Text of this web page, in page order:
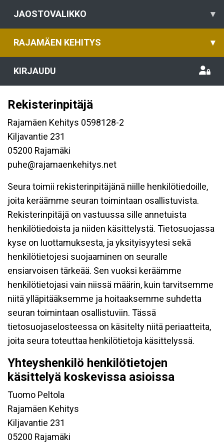
JAOSTOVALIKKO ▾
RAJAMÄEN KEHITYS ▾
KIRJAUDU
Rekisterinpitäjä
Rajamäen Kehitys 0598128-2
Kiljavantie 231
05200 Rajamäki
puhe@rajamaenkehitys.net
Seura toimii rekisterinpitäjänä niille henkilötiedoille,
joita keräämme seuran toimintaan osallistuvista.
Rekisterinpitäjä on vastuussa sille annetuista
henkilötiedoista ja niiden käsittelystä. Tietosuojassa
kyse on luottamuksesta, ja yksityisyytesi sekä
henkilötietojesi suojaaminen on seuralle
ensiarvoisen tärkeää. Sen vuoksi keräämme
henkilötietojasi vain niissä määrin, kuin tarvitsemme
niitä ylläpitääksemme ja hoitaaksemme suhdetta
seuran toimintaan osallistuviin. Tässä
tietosuojaselosteessa on käsitelty niitä periaatteita,
joita seura toteuttaa henkilötietoja käsittelyssä.
Yhteyshenkilö henkilötietojen
käsittelyä koskevissa asioissa
Tuomo Peltola
Rajamäen Kehitys
Kiljavantie 231
05200 Rajamäki